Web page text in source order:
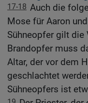
17-18 Auch die
Mose für Aaron
Sühneopfer gilt die
Brandopfer muss
Altar, der vor dem
geschlachtet
Sühneopfers ist